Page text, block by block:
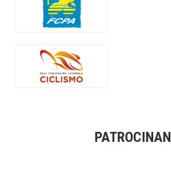
PATROCINAN